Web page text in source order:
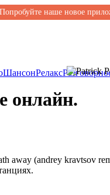
Попробуйте наше новое
ШансонРелакс
онлайн.
away (andrey